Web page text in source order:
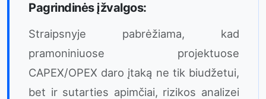
Pagrindinės įžvalgos:
Straipsnyje pabrėžiama, kad
pramoniniuose projektuose
CAPEX/OPEX daro įtaką ne tik biudžetui,
bet ir sutarties apimčiai, rizikos analizei